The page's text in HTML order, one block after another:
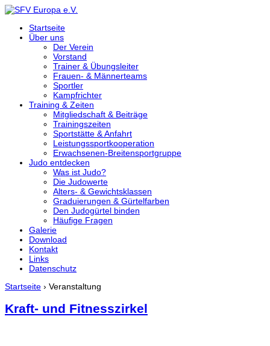
Startseite
Über uns
Der Verein
Vorstand
Trainer & Übungsleiter
Frauen- & Männerteams
Sportler
Kampfrichter
Training & Zeiten
Mitgliedschaft & Beiträge
Trainingszeiten
Sportstätte & Anfahrt
Leistungssportkooperation
Erwachsenen-Breitensportgruppe
Judo entdecken
Was ist Judo?
Die Judowerte
Alters- & Gewichtsklassen
Graduierungen & Gürtelfarben
Den Judogürtel binden
Häufige Fragen
Galerie
Download
Kontakt
Links
Datenschutz
Startseite › Veranstaltung
Kraft- und Fitnesszirkel